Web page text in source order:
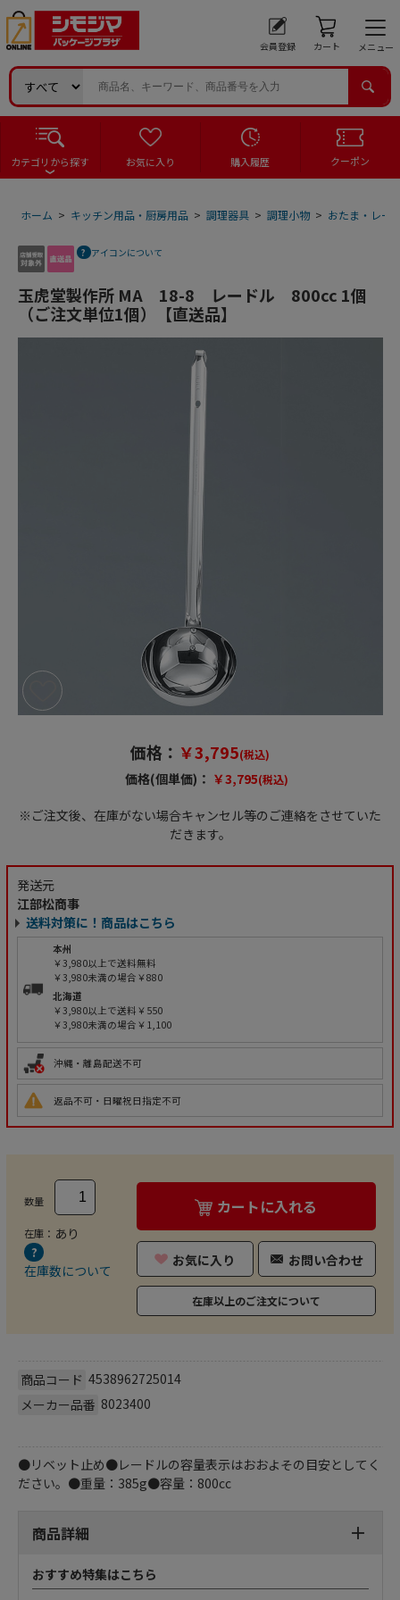
会員登録 カート メニュー
カテゴリから探す お気に入り 購入履歴 クーポン
ホーム > キッチン用品・厨房用品 > 調理器具 > 調理小物 > おたま・レー
アイコンについて
玉虎堂製作所 MA 18-8 レードル 800cc 1個
（ご注文単位1個）【直送品】
価格： ￥3,795(税込)
価格(個単価)： ￥3,795(税込)
※ご注文後、在庫がない場合キャンセル等のご連絡をさせていた
だきます。
発送元
江部松商事
送料対策に！商品はこちら
本州
￥3,980以上で送料無料
￥3,980未満の場合￥880
北海道
￥3,980以上で送料￥550
￥3,980未満の場合￥1,100
沖縄・離島配送不可
返品不可・日曜祝日指定不可
数量
在庫： あり
在庫数について
カートに入れる
お気に入り お問い合わせ
在庫以上のご注文について
商品コード 4538962725014
メーカー品番 8023400
●リベット止め●レードルの容量表示はおおよその目安としてく
ださい。●重量：385g●容量：800cc
商品詳細
おすすめ特集はこちら